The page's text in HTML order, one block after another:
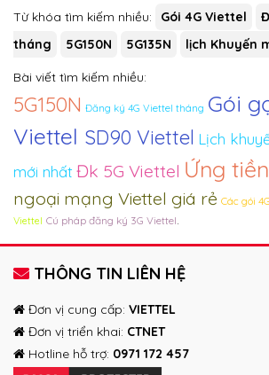
Từ khóa tìm kiếm nhiều: Gói 4G Viettel
tháng
5G150N 5G135N lịch Khuyến
Bài viết tìm kiếm nhiều:
5G150N Đăng ký 4G Viettel tháng Gói
Viettel SD90 Viettel Lịch
mới nhất Đk 5G Viettel Ứng
ngoại mạng Viettel giá rẻ Các gói
Viettel Cú pháp đăng ký 3G Viettel.
THÔNG TIN LIÊN HỆ
Đơn vị cung cấp: VIETTEL
Đơn vị triển khai: CTNET
Hotline hỗ trợ: 0971 172 457